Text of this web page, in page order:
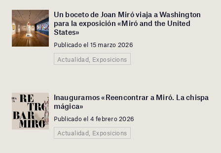
Un boceto de Joan Miró viaja a Washington
para la exposición «Miró and the United
States»
Publicado el 15 marzo 2026
Actualidad, Exposicions
Inauguramos «Reencontrar a Miró. La chispa
mágica»
Publicado el 4 febrero 2026
Actualidad, Exposicions